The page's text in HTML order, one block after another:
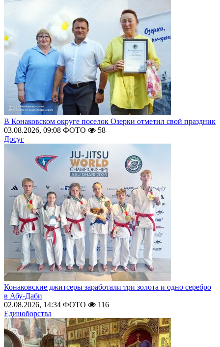
В Конаковском округе поселок Озерки отметил свой праздник
03.08.2026, 09:08 ФОТО
58
Досуг
Конаковские джитсеры заработали три золота и одно серебро
в Абу-Даби
02.08.2026, 14:34 ФОТО
116
Единоборства